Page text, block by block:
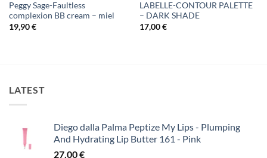
Peggy Sage-Faultless
complexion BB cream – miel
19,90€
LABELLE-CONTOUR PALETTE
– DARK SHADE
17,00€
LATEST
Diego dalla Palma Peptize My Lips - Plumping
And Hydrating Lip Butter 161 - Pink
27,00€